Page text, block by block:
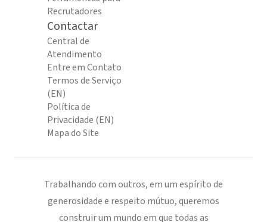
Recrutadores
Contactar
Central de
Atendimento
Entre em Contato
Termos de Serviço
(EN)
Política de
Privacidade (EN)
Mapa do Site
Trabalhando com outros, em um espírito de
generosidade e respeito mútuo, queremos
construir um mundo em que todas as